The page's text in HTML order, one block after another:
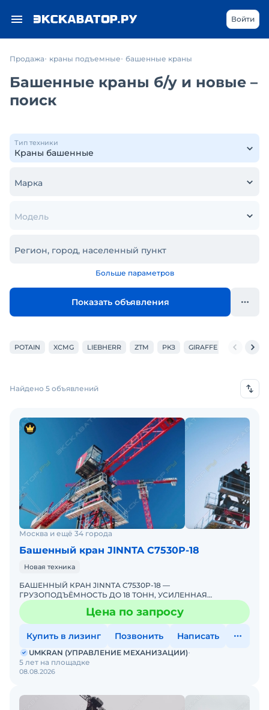
Войти
Продажа краны подъемные башенные краны
Башенные краны б/у и новые –
поиск
Тип техники
Марка
Модель
Регион, город, населенный пункт
Больше параметров
Показать объявления
POTAIN XCMG LIEBHERR ZTM РКЗ GIRAFFE
Найдено 5 объявлений
Москва и ещё 34 города
Башенный кран JINNTA С7530Р-18
Новая техника
БАШЕННЫЙ КРАН JINNTA C7530P-18 —
ГРУЗОПОДЪЁМНОСТЬ ДО 18 ТОНН, УСИЛЕННАЯ
КОНСТРУКЦИЯ ДЛЯ РОССИЙСКИХ СТРОЕК!
ЭКСКЛЮЗИВНО ОТ UMKRANUMKRAN — ЕДИНСТВЕННЫ
Цена по запросу
Купить в лизинг Позвонить Написать
08.08.2026
UMKRAN (УПРАВЛЕНИЕ МЕХАНИЗАЦИИ)
5 лет на площадке